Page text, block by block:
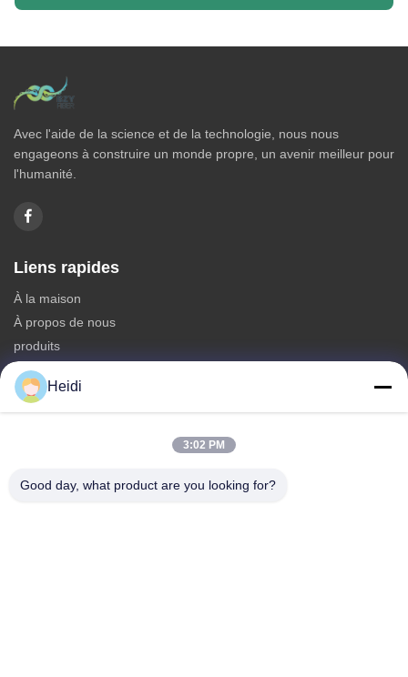
Avec l'aide de la science et de la technologie, nous nous
engageons à construire un monde propre, un avenir meilleur pour
l'humanité.
Liens rapides
À la maison
À propos de nous
produits
Nous contacter
Catégories
Fibre discontinue de polyesters
Fibre de polyester à faible fusion
Heidi
3:02 PM
Good day, what product are you looking for?